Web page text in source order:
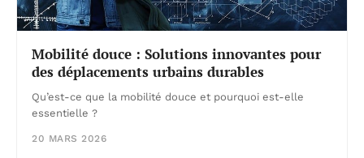
Mobilité douce : Solutions innovantes pour
des déplacements urbains durables
Qu’est-ce que la mobilité douce et pourquoi est-elle
essentielle ?
20 MARS 2026